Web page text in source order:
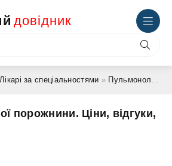
довідник
Лікарі за спеціальностями » Пульмонолог
порожнини. Ціни, відгуки,